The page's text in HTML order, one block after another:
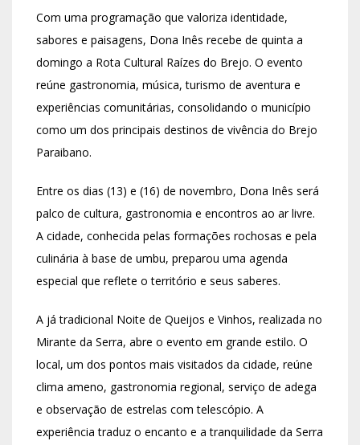
Com uma programação que valoriza identidade,
sabores e paisagens, Dona Inês recebe de quinta a
domingo a Rota Cultural Raízes do Brejo. O evento
reúne gastronomia, música, turismo de aventura e
experiências comunitárias, consolidando o município
como um dos principais destinos de vivência do Brejo
Paraibano.
Entre os dias (13) e (16) de novembro, Dona Inês será
palco de cultura, gastronomia e encontros ao ar livre.
A cidade, conhecida pelas formações rochosas e pela
culinária à base de umbu, preparou uma agenda
especial que reflete o território e seus saberes.
A já tradicional Noite de Queijos e Vinhos, realizada no
Mirante da Serra, abre o evento em grande estilo. O
local, um dos pontos mais visitados da cidade, reúne
clima ameno, gastronomia regional, serviço de adega
e observação de estrelas com telescópio. A
experiência traduz o encanto e a tranquilidade da Serra